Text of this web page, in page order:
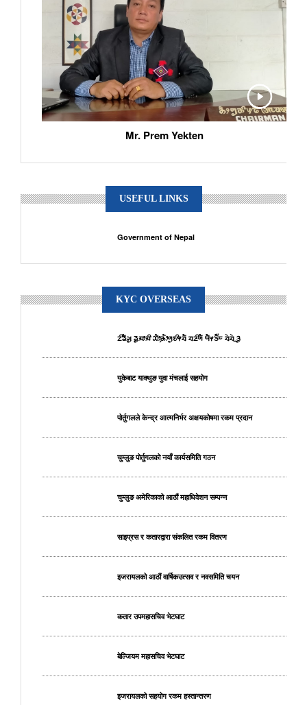
Mr. Prem Yekten
USEFUL LINKS
Government of Nepal
KYC OVERSEAS
ᤁᤡᤕᤠᤆᤢ ᤕᤢᤀᤣᤀᤡ ᤑᤥ᤹ᤌᤥᤛᤢᤎᤡᤶᤔᤠ ᤔᤏᤡᤛᤠ ᤗᤠᤶᤍᤠ᤺ᤰ ᤔᤧᤔᤧᤳᤋᤢ
युकेबाट याक्थुङ युवा मंचलाई सहयोग
पोर्तुगलले केन्द्र आत्मनिर्भर अक्षयकोषमा रकम प्रदान
चुम्लुङ पोर्तुगलको नयाँ कार्यसमिति गठन
चुम्लुङ अमेरिकाको आठौं महाधिवेशन सम्पन्न
साइप्रस र कतारद्वारा संकलित रकम वितरण
इजरायलको आठौं वार्षिकउत्सव र नवसमिति चयन
कतार उपमहासचिव भेटघाट
बेल्जियम महासचिव भेटघाट
इजरायलको सहयोग रकम हस्तान्तरण